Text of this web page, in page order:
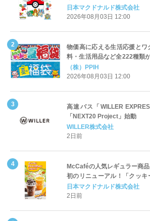
定登場
日本マクドナルド株式会社
2026年08月03日 12:00
物価高に応える生活応援と
料・生活用品など全222種類
「夏福袋」＆セール 8月6日(
（株）PPIH
2026年08月03日 12:00
高速バス「WILLER
「NEXT20 Project」始動
WILLER株式会社
2日前
McCaféの人気レギュラー商
初のリニューアル！「クッキ
ッペ」「マンゴースムージー
開始
日本マクドナルド株式会社
2日前